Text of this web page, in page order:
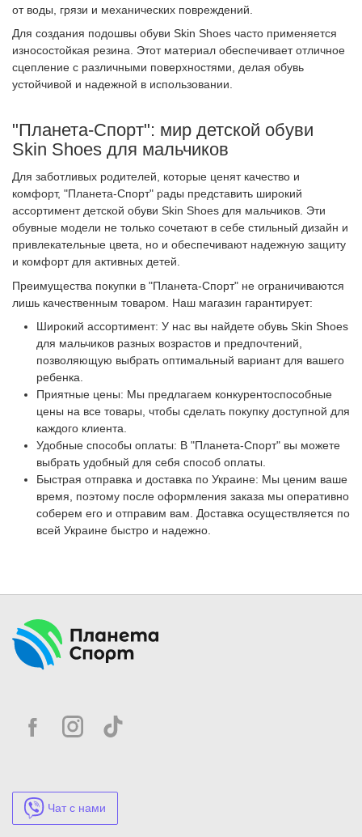
от воды, грязи и механических повреждений.
Для создания подошвы обуви Skin Shoes часто применяется
износостойкая резина. Этот материал обеспечивает отличное
сцепление с различными поверхностями, делая обувь
устойчивой и надежной в использовании.
"Планета-Спорт": мир детской обуви
Skin Shoes для мальчиков
Для заботливых родителей, которые ценят качество и
комфорт, "Планета-Спорт" рады представить широкий
ассортимент детской обуви Skin Shoes для мальчиков. Эти
обувные модели не только сочетают в себе стильный дизайн и
привлекательные цвета, но и обеспечивают надежную защиту
и комфорт для активных детей.
Преимущества покупки в "Планета-Спорт" не ограничиваются
лишь качественным товаром. Наш магазин гарантирует:
Широкий ассортимент: У нас вы найдете обувь Skin Shoes
для мальчиков разных возрастов и предпочтений,
позволяющую выбрать оптимальный вариант для вашего
ребенка.
Приятные цены: Мы предлагаем конкурентоспособные
цены на все товары, чтобы сделать покупку доступной для
каждого клиента.
Удобные способы оплаты: В "Планета-Спорт" вы можете
выбрать удобный для себя способ оплаты.
Быстрая отправка и доставка по Украине: Мы ценим ваше
время, поэтому после оформления заказа мы оперативно
соберем его и отправим вам. Доставка осуществляется по
всей Украине быстро и надежно.
Чат с нами